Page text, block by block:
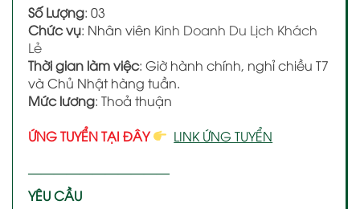
Số Lượng: 03
Chức vụ: Nhân viên Kinh Doanh Du Lịch Khách
Lẻ
Thời gian làm việc: Giờ hành chính, nghỉ chiều T7
và Chủ Nhật hàng tuần.
Mức lương: Thoả thuận
ỨNG TUYỂN TẠI ĐÂY
LINK ỨNG TUYỂN
———————————
YÊU CẦU